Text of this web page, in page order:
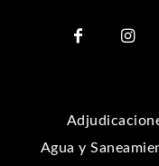
Agua y